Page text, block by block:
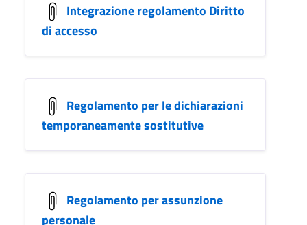
Integrazione regolamento Diritto
di accesso
Regolamento per le dichiarazioni
temporaneamente sostitutive
Regolamento per assunzione
personale